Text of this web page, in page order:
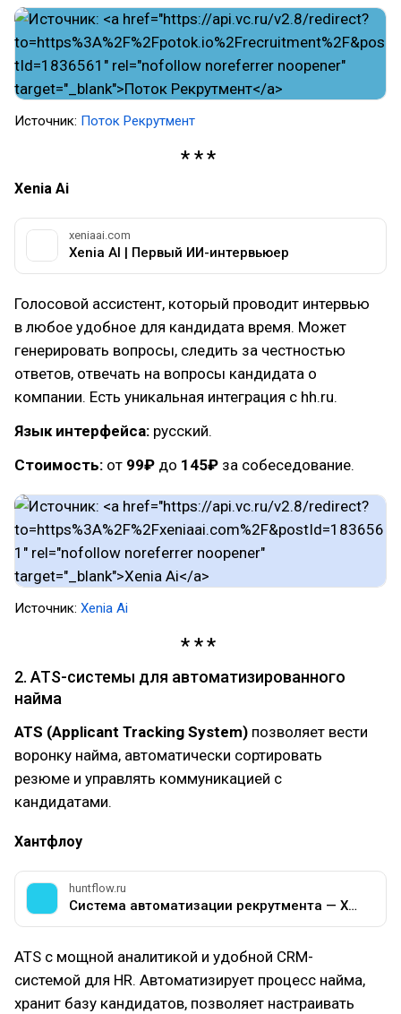
Источник: Поток Рекрутмент
Xenia Ai
xeniaai.com
Xenia AI | Первый ИИ-интервьюер
Голосовой ассистент, который проводит интервью
в любое удобное для кандидата время. Может
генерировать вопросы, следить за честностью
ответов, отвечать на вопросы кандидата о
компании. Есть уникальная интеграция с hh.ru.
Язык интерфейса: русский.
Стоимость: от 99₽ до 145₽ за собеседование.
Источник: Xenia Ai
2. ATS-системы для автоматизированного
найма
ATS (Applicant Tracking System) позволяет вести
воронку найма, автоматически сортировать
резюме и управлять коммуникацией с
кандидатами.
Хантфлоу
huntflow.ru
Система автоматизации рекрутмента — Хантфлоу
ATS с мощной аналитикой и удобной CRM-
системой для HR. Автоматизирует процесс найма,
хранит базу кандидатов, позволяет настраивать